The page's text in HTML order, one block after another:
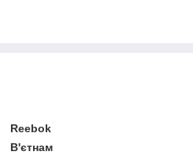
Reebok
В'єтнам